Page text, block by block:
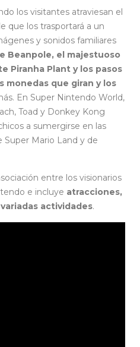
los visitantes atraviesan el
que los trasportará a un
y sonidos familiares
Beanpole, el majestuoso
Piranha Plant y los pasos
monedas que giran y los
En Super Nintendo World,
Toad y Donkey Kong
a sumergirse en las
Super Mario Land y de
entre los visionarios
e incluye atracciones,
actividades.